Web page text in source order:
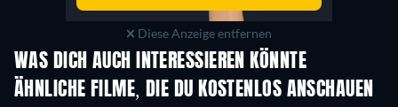
Diese Anzeige entfernen
WAS DICH AUCH INTERESSIEREN KÖNNTE
ÄHNLICHE FILME, DIE DU KOSTENLOS ANSCHAUEN